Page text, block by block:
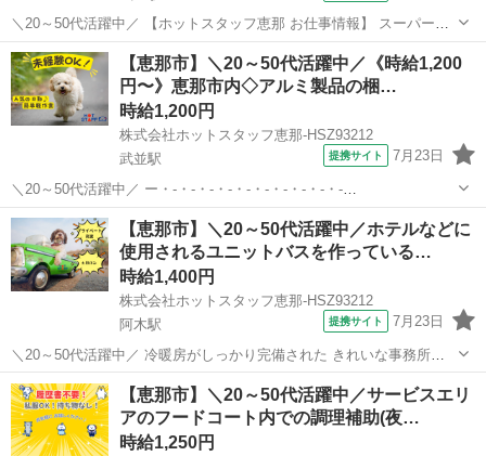
＼20～50代活躍中／ 【ホットスタッフ恵那 お仕事情報】 スーパーで
のレジ・品出しスタッフ♪ ◎短時間勤務・週3日など相談OK!
━━━━━━━━━━━━━━━━━━━━ 【 仕事内容 】 ◆
STEP1 最新レジで...
岐阜 恵那市 武並駅 その他
【恵那市】＼20～50代活躍中／《時給1,200
円〜》恵那市内◇アルミ製品の梱…
時給1,200円
株式会社ホットスタッフ恵那-HSZ93212
武並駅
提携サイト 7月23日
＼20～50代活躍中／ ー・-・-・-・-・-・-・-・-・-・-
================ ＼作業内容のご紹介♪/ ================ ＼
年間生産量100万トン超え!!世界でもトップクラスを誇る...
岐阜 恵那市 武並駅
【恵那市】＼20～50代活躍中／ホテルなどに
使用されるユニットバスを作っている…
時給1,400円
株式会社ホットスタッフ恵那-HSZ93212
阿木駅
提携サイト 7月23日
＼20～50代活躍中／ 冷暖房がしっかり完備された きれいな事務所で
のお仕事? 座って落ち着いて作業をしたい方に ぴったりの一般事務で
す! エクセルの操作ができれば◎ 少人数の職場だからこそ、質問もし
やすくて 安心してお仕...
岐阜 恵那市 阿木駅
【恵那市】＼20～50代活躍中／サービスエリ
アのフードコート内での調理補助(夜…
時給1,250円